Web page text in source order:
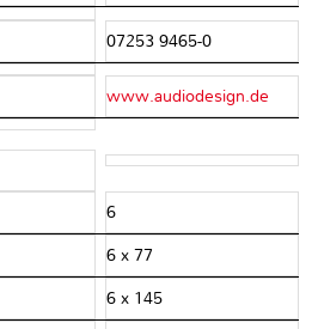
07253 9465-0
www.audiodesign.de
6
6 x 77
6 x 145